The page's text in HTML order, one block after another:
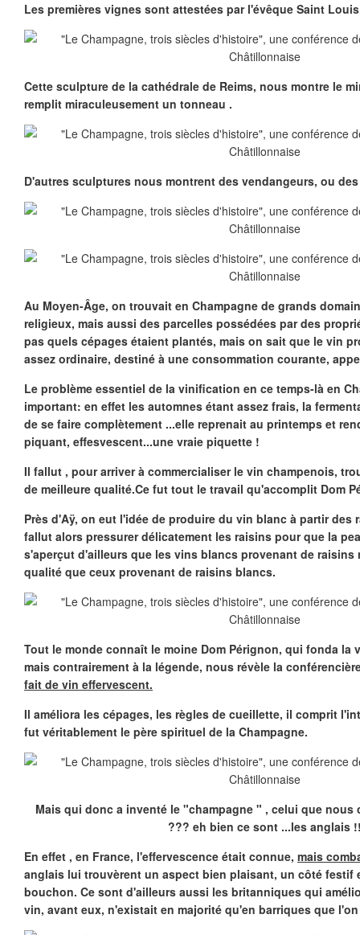
Les premières vignes sont attestées par l'évêque Saint
Cette sculpture de la cathédrale de Reims, nous montre le
remplit miraculeusement un tonneau .
D'autres sculptures nous montrent des vendangeurs, ou
Au Moyen-Âge, on trouvait en Champagne de grands
religieux, mais aussi des parcelles possédées par des
pas quels cépages étaient plantés, mais on sait que le vin
assez ordinaire, destiné à une consommation courante,
Le problème essentiel de la vinification en ce temps-là en
important: en effet les automnes étant assez frais, la
de se faire complètement ...elle reprenait au printemps et
piquant, effesvescent...une vraie piquette !
Il fallut , pour arriver à commercialiser le vin champenois,
de meilleure qualité.Ce fut tout le travail qu'accomplit Dom
Près d'Aÿ, on eut l'idée de produire du vin blanc à partir
fallut alors pressurer délicatement les raisins pour que la
s'aperçut d'ailleurs que les vins blancs provenant de
qualité que ceux provenant de raisins blancs.
Tout le monde connaît le moine Dom Pérignon, qui fonda la
mais contrairement à la légende, nous révèle la
fait de vin effervescent.
Il améliora les cépages, les règles de cueillette, il comprit
fut véritablement le père spirituel de la Champagne.
Mais qui donc a inventé le "champagne " , celui que
??? eh bien ce sont ...les anglais
En effet , en France, l'effervescence était connue, mais
anglais lui trouvèrent un aspect bien plaisant, un côté festif
bouchon. Ce sont d'ailleurs aussi les britanniques qui
vin, avant eux, n'existait en majorité qu'en barriques que